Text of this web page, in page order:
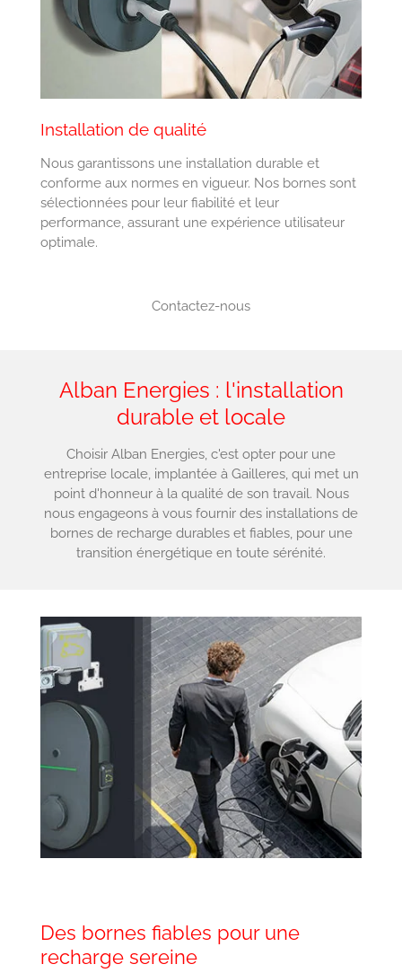
Installation de qualité
Nous garantissons une installation durable et
conforme aux normes en vigueur. Nos bornes sont
sélectionnées pour leur fiabilité et leur
performance, assurant une expérience utilisateur
optimale.
Contactez-nous
Alban Energies : l'installation
durable et locale
Choisir Alban Energies, c'est opter pour une
entreprise locale, implantée à Gailleres, qui met un
point d'honneur à la qualité de son travail. Nous
nous engageons à vous fournir des installations de
bornes de recharge durables et fiables, pour une
transition énergétique en toute sérénité.
Des bornes fiables pour une
recharge sereine